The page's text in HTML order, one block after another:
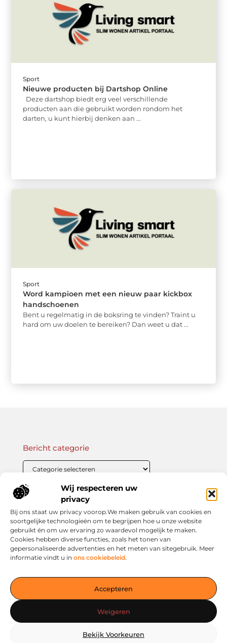
Wij respecteren uw
privacy
Bij ons staat uw privacy voorop.We maken gebruik van cookies en
soortgelijke technologieën om te begrijpen hoe u onze website
gebruikt én om uw ervaring zo waardevol mogelijk te maken.
Cookies hebben diverse functies, zoals het tonen van
gepersonaliseerde advertenties en het meten van sitegebruik. Meer
informatie vindt u in ons cookiebeleid.
Accepteren
Weigeren
Bekijk Voorkeuren
Sport
Nieuwe producten bij Dartshop Online
Deze dartshop biedt erg veel verschillende
producten aan die gebruikt worden rondom het
darten, u kunt hierbij denken aan ...
Sport
Word kampioen met een nieuw paar kickbox
handschoenen
Bent u regelmatig in de boksring te vinden? Traint u
hard om uw doelen te bereiken? Dan weet u dat ...
tips voor een bewuster en slimmer leven. Alles overzichtelijk
verzameld op één platform. Begin vandaag nog op living-
smart.nl!
Onze informatie
Bericht categorie